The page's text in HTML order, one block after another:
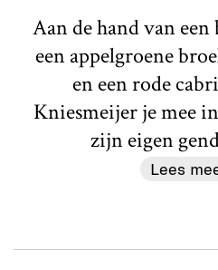
Aan de hand van een
een appelgroene
en een rode
Kniesmeijer je mee
zijn eigen
Lees